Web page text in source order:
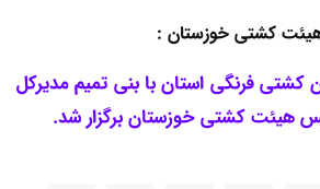
کشتی خوزستان :
کشتی فرنگی استان با بنی تمیم مدیرکل
هیئت کشتی خوزستان برگزار شد.